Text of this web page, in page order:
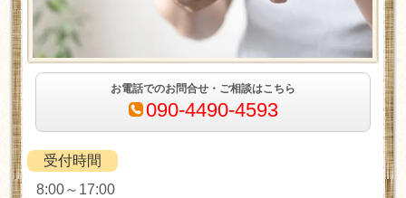
お電話でのお問合せ・ご相談はこちら
090-4490-4593
受付時間
8:00～17:00